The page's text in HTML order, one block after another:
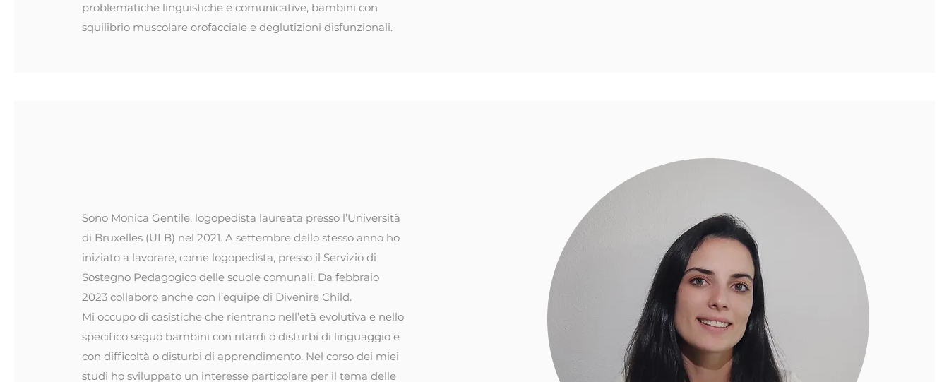
problematiche linguistiche e comunicative, bambini con
squilibrio muscolare orofacciale e deglutizioni disfunzionali.
Sono Monica Gentile, logopedista laureata presso l’Università
di Bruxelles (ULB) nel 2021. A settembre dello stesso anno ho
iniziato a lavorare, come logopedista, presso il Servizio di
Sostegno Pedagogico delle scuole comunali. Da febbraio
2023 collaboro anche con l’equipe di Divenire Child.
Mi occupo di casistiche che rientrano nell’età evolutiva e nello
specifico seguo bambini con ritardi o disturbi di linguaggio e
con difficoltà o disturbi di apprendimento. Nel corso dei miei
studi ho sviluppato un interesse particolare per il tema delle